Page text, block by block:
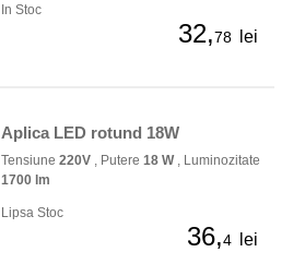
In Stoc
32,78 lei
Aplica LED rotund 18W
Tensiune 220V , Putere 18 W, Luminozitate
1700 lm
Lipsa Stoc
36,4 lei